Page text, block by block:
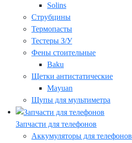
Solins
Струбцины
Термопасты
Тестеры З/У
Фены стоительные
Baku
Щетки антистатические
Mayuan
Щупы для мультиметра
Запчасти для телефонов
Аккумуляторы для телефонов